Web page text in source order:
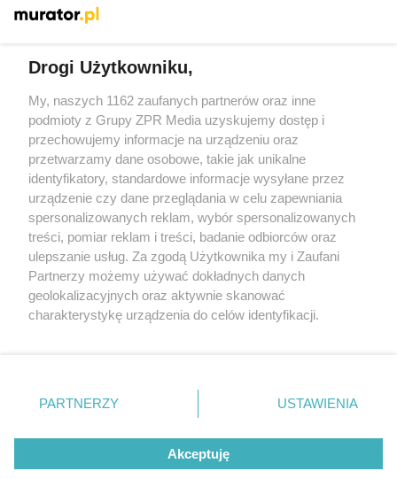
Żaden utwór zamieszczony w serwisie nie może być powielany i
rozpowszechniany lub dalej rozpowszechniany w jakikolwiek
sposób (w tym także elektroniczny lub mechaniczny) na
jakimkolwiek polu eksploatacji w jakiejkolwiek formie, włącznie z
umieszczaniem w Internecie bez pisemnej zgody właściciela praw.
Jakiekolwiek użycie lub wykorzystanie utworów w całości lub w
części z naruszeniem prawa, tzn. bez właściwej zgody, jest
zabronione pod groźbą kary i może być ścigane prawnie.
Drogi Użytkowniku,
My, naszych 1162 zaufanych partnerów oraz inne
podmioty z Grupy ZPR Media uzyskujemy dostęp i
przechowujemy informacje na urządzeniu oraz
przetwarzamy dane osobowe, takie jak unikalne
identyfikatory, standardowe informacje wysyłane przez
urządzenie czy dane przeglądania w celu zapewniania
spersonalizowanych reklam, wybór spersonalizowanych
treści, pomiar reklam i treści, badanie odbiorców oraz
ulepszanie usług. Za zgodą Użytkownika my i Zaufani
Partnerzy możemy używać dokładnych danych
geolokalizacyjnych oraz aktywnie skanować
charakterystykę urządzenia do celów identyfikacji.
zmienić/wycofać klikając przycisk ustawień prywatności
znajdujący się w lewym dolnym rogu strony
rodzaje przetwarzania danych nie wymagają zgody
użytkownika, ale masz prawo sprzeciwić się takiemu
przetwarzaniu. Preferencje będą miały zastosowanie tylko
PARTNERZY USTAWIENIA
Akceptuję